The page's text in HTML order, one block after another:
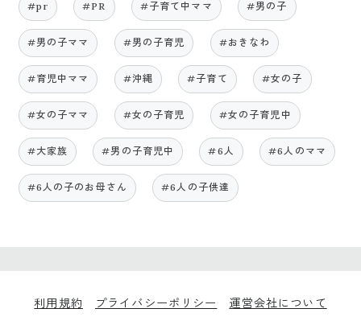
#pr #PR #子育て中ママ #男の子
#男の子ママ #男の子育児 #おきなわ
#育児中ママ #沖縄 #子育て #女の子
#女の子ママ #女の子育児 #女の子育児中
#大家族 #男の子育児中 #6人 #6人のママ
#6人の子のお母さん #6人の子供達
利用規約 プライバシーポリシー 運営会社について